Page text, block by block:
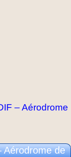
– Aérodrome
Aérodrome de